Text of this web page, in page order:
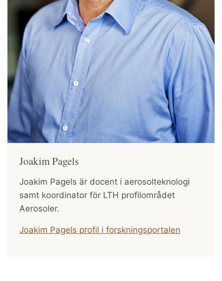
Joakim Pagels
Joakim Pagels är docent i aerosolteknologi
samt koordinator för LTH profilområdet
Aerosoler.
Joakim Pagels profil i forskningsportalen